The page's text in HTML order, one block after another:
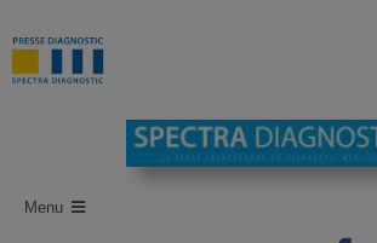
au
contenu
Menu